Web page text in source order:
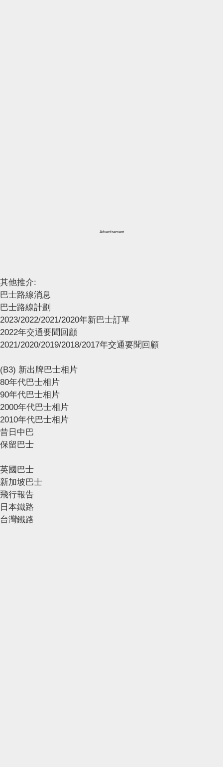
Advertisement
其他推介:
巴士路線消息
巴士路線計劃
2023/2022/2021/2020年新巴士訂單
2022年交通要聞回顧
2021/2020/2019/2018/2017年交通要聞回顧
(B3) 新出牌巴士相片
80年代巴士相片
90年代巴士相片
2000年代巴士相片
2010年代巴士相片
昔日中巴
保留巴士
英國巴士
新加坡巴士
飛行報告
日本鐵路
台灣鐵路